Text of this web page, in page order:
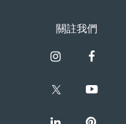
關註我們